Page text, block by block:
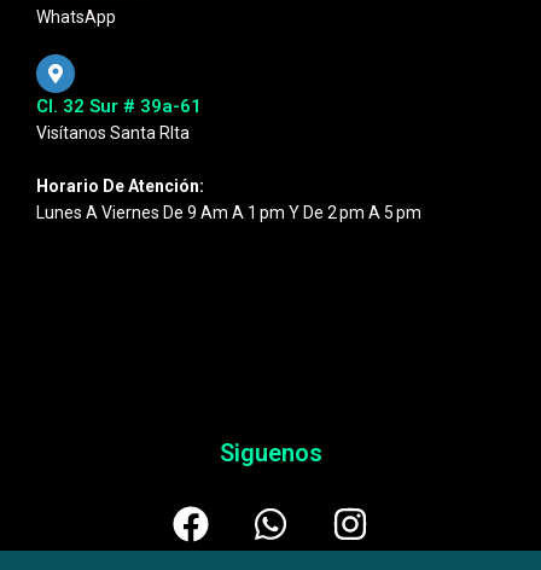
WhatsApp
Cl. 32 Sur # 39a-61
Visítanos Santa RIta
Horario De Atención:
Lunes A Viernes De 9 Am A 1 Pm Y De 2 Pm A 5 Pm
Siguenos